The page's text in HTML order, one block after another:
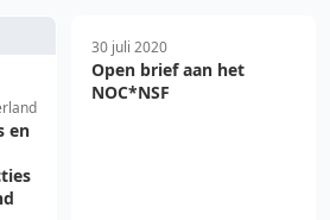
en
30 juli 2020
Open brief aan het
NOC*NSF